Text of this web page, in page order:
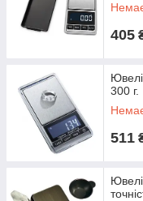
405
300 г.
511